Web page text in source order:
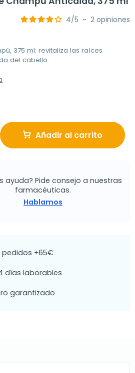
4/5 - 2 opiniones
375 ml: revitaliza las raíces
del cabello.
Añadir al carrito
ayuda? Pide consejo a nuestras
farmacéuticas.
Hablamos
pedidos +65€
días laborables
garantizado